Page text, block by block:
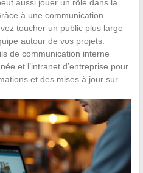
aussi jouer un rôle dans la
à une communication
toucher un public plus large
autour de vos projets.
de communication interne
et l’intranet d’entreprise pour
et des mises à jour sur